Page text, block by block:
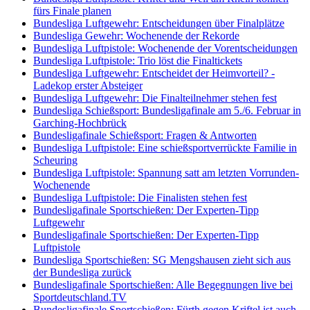
fürs Finale planen
Bundesliga Luftgewehr: Entscheidungen über Finalplätze
Bundesliga Gewehr: Wochenende der Rekorde
Bundesliga Luftpistole: Wochenende der Vorentscheidungen
Bundesliga Luftpistole: Trio löst die Finaltickets
Bundesliga Luftgewehr: Entscheidet der Heimvorteil? -
Ladekop erster Absteiger
Bundesliga Luftgewehr: Die Finalteilnehmer stehen fest
Bundesliga Schießsport: Bundesligafinale am 5./6. Februar in
Garching-Hochbrück
Bundesligafinale Schießsport: Fragen & Antworten
Bundesliga Luftpistole: Eine schießsportverrückte Familie in
Scheuring
Bundesliga Luftpistole: Spannung satt am letzten Vorrunden-
Wochenende
Bundesliga Luftpistole: Die Finalisten stehen fest
Bundesligafinale Sportschießen: Der Experten-Tipp
Luftgewehr
Bundesligafinale Sportschießen: Der Experten-Tipp
Luftpistole
Bundesliga Sportschießen: SG Mengshausen zieht sich aus
der Bundesliga zurück
Bundesligafinale Sportschießen: Alle Begegnungen live bei
Sportdeutschland.TV